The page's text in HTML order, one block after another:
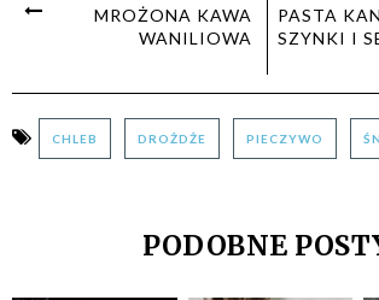
MROŻONA KAWA
WANILIOWA
PASTA
SZYNKI I
CHLEB DROŻDŻE PIECZYWO
PODOBNE